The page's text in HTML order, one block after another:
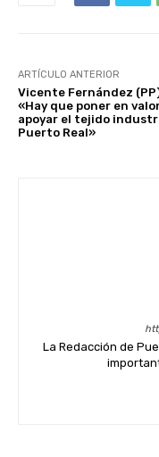
ARTÍCULO ANTERIOR
Vicente Fernández
«Hay que poner en
apoyar el tejido
Puerto Real»
La Redacción de